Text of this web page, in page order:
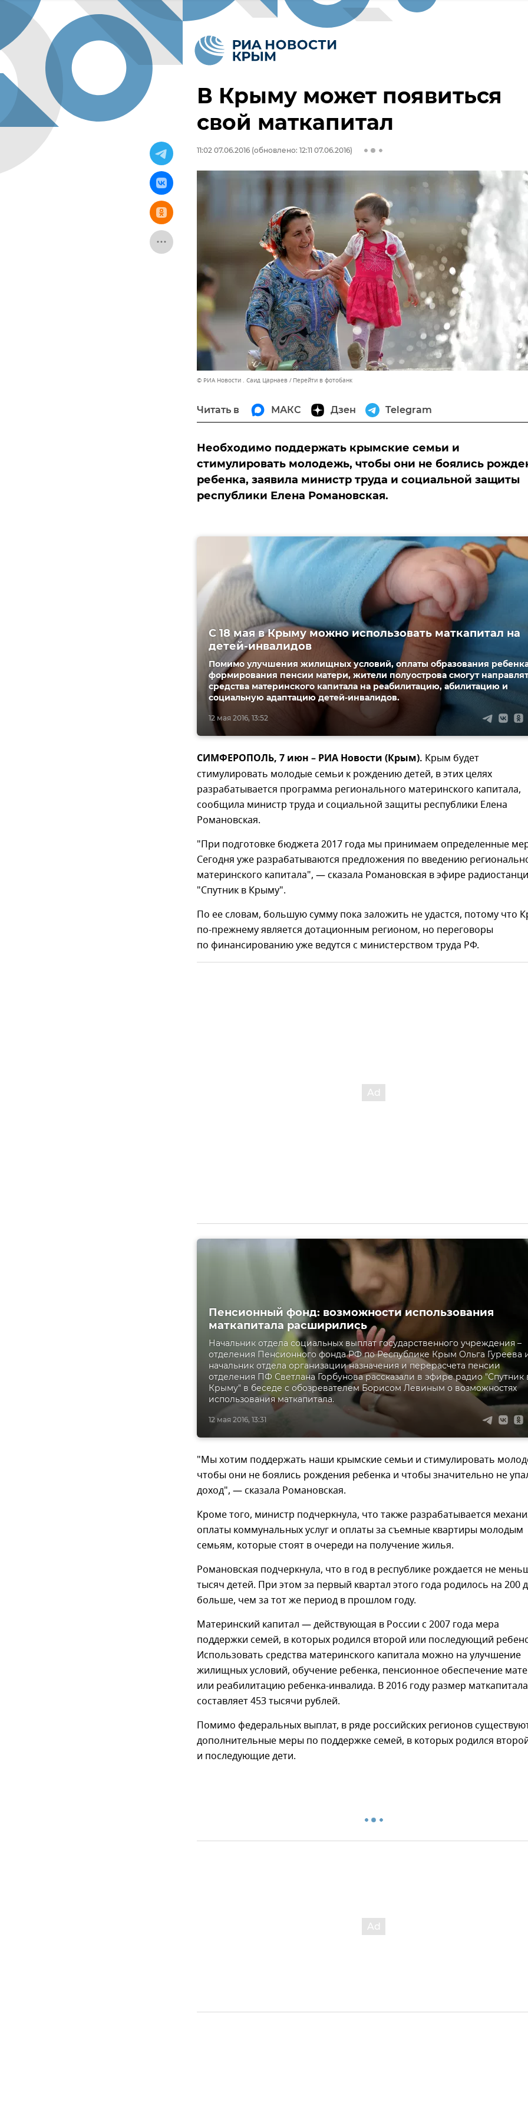
В Крыму может появиться
свой маткапитал
11:02 07.06.2016 (обновлено: 12:11 07.06.2016)
© РИА Новости . Саид Царнаев Перейти в фотобанк
Читать в МАКС Дзен Telegram
Необходимо поддержать крымские семьи и
стимулировать молодежь, чтобы они не боялись
ребенка, заявила министр труда и социальной защиты
республики Елена Романовская.
12 мая 2016, 13:52
С 18 мая в Крыму можно использовать маткапитал на
детей-инвалидов
Помимо улучшения жилищных условий, оплаты образования
формирования пенсии матери, жители полуострова смогут
средства материнского капитала на реабилитацию, абилитацию и
социальную адаптацию детей-инвалидов.
СИМФЕРОПОЛЬ, 7 июн – РИА Новости (Крым). Крым будет
стимулировать молодые семьи к рождению детей, в этих целях
разрабатывается программа регионального материнского капитала,
сообщила министр труда и социальной защиты республики Елена
Романовская.
"При подготовке бюджета 2017 года мы принимаем определенные
Сегодня уже разрабатываются предложения по введению
материнского капитала", — сказала Романовская в эфире
"Спутник в Крыму".
По ее словам, большую сумму пока заложить не удастся, потому что
по-прежнему является дотационным регионом, но переговоры
по финансированию уже ведутся с министерством труда РФ.
12 мая 2016, 13:31
Пенсионный фонд: возможности использования
маткапитала расширились
Начальник отдела социальных выплат государственного учреждения –
отделения Пенсионного фонда РФ по Республике Крым Ольга Гуреева
начальник отдела организации назначения и перерасчета пенсии
отделения ПФ Светлана Горбунова рассказали в эфире радио "Спутник
Крыму" в беседе с обозревателем Борисом Левиным о возможностях
использования маткапитала.
"Мы хотим поддержать наши крымские семьи и стимулировать
чтобы они не боялись рождения ребенка и чтобы значительно не
доход", — сказала Романовская.
Кроме того, министр подчеркнула, что также разрабатывается
оплаты коммунальных услуг и оплаты за съемные квартиры молодым
семьям, которые стоят в очереди на получение жилья.
Романовская подчеркнула, что в год в республике рождается не
тысяч детей. При этом за первый квартал этого года родилось на 200
больше, чем за тот же период в прошлом году.
Материнский капитал — действующая в России с 2007 года мера
поддержки семей, в которых родился второй или последующий
Использовать средства материнского капитала можно на улучшение
жилищных условий, обучение ребенка, пенсионное обеспечение
или реабилитацию ребенка-инвалида. В 2016 году размер маткапитала
составляет 453 тысячи рублей.
Помимо федеральных выплат, в ряде российских регионов
дополнительные меры по поддержке семей, в которых родился
и последующие дети.